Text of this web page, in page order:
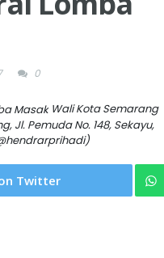
0
Wali Kota Semarang
Pemuda No. 148, Sekayu,
Twitter